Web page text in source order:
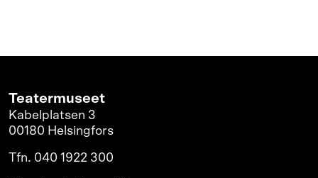
Teatermuseet
Kabelplatsen 3
00180 Helsingfors
Tfn. 040 1922 300